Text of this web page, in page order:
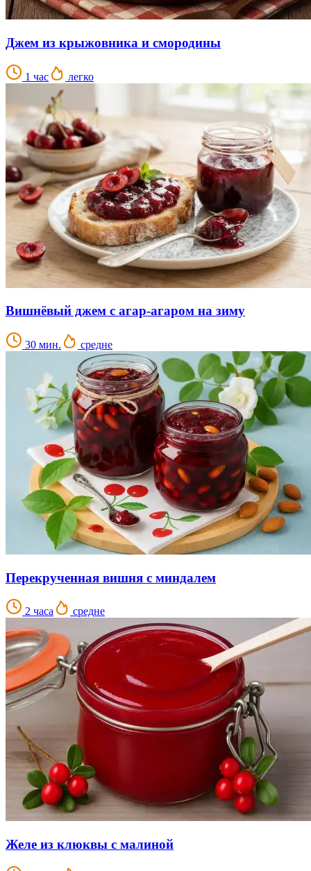
Джем из крыжовника и смородины
1 час легко
Вишнёвый джем с агар-агаром на зиму
30 мин. средне
Перекрученная вишня с миндалем
2 часа средне
Желе из клюквы с малиной